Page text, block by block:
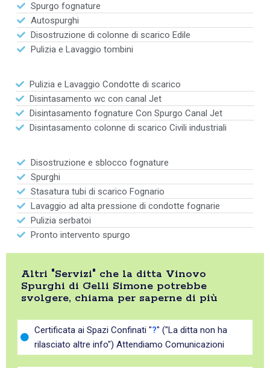
Spurgo fognature
Autospurghi
Disostruzione di colonne di scarico Edile
Pulizia e Lavaggio tombini
Pulizia e Lavaggio Condotte di scarico
Disintasamento wc con canal Jet
Disintasamento fognature Con Spurgo Canal Jet
Disintasamento colonne di scarico Civili industriali
Disostruzione e sblocco fognature
Spurghi
Stasatura tubi di scarico Fognario
Lavaggio ad alta pressione di condotte fognarie
Pulizia serbatoi
Pronto intervento spurgo
Altri "Servizi" che la ditta Vinovo
Spurghi di Gelli Simone potrebbe
svolgere, chiama per saperne di più
Certificata ai Spazi Confinati "?" ("La ditta non ha
rilasciato altre info") Attendiamo Comunicazioni